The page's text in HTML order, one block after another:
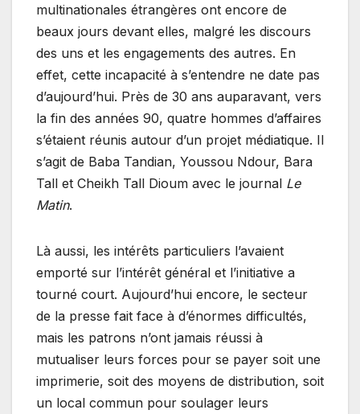
multinationales étrangères ont encore de
beaux jours devant elles, malgré les discours
des uns et les engagements des autres. En
effet, cette incapacité à s’entendre ne date pas
d’aujourd’hui. Près de 30 ans auparavant, vers
la fin des années 90, quatre hommes d’affaires
s’étaient réunis autour d’un projet médiatique. Il
s’agit de Baba Tandian, Youssou Ndour, Bara
Tall et Cheikh Tall Dioum avec le journal Le
Matin.
Là aussi, les intérêts particuliers l’avaient
emporté sur l’intérêt général et l’initiative a
tourné court. Aujourd’hui encore, le secteur
de la presse fait face à d’énormes difficultés,
mais les patrons n’ont jamais réussi à
mutualiser leurs forces pour se payer soit une
imprimerie, soit des moyens de distribution, soit
un local commun pour soulager leurs